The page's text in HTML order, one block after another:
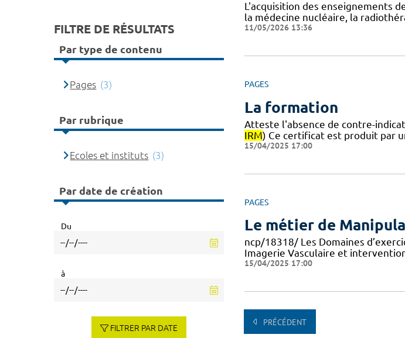
L'acquisition des enseignements
la médecine nucléaire, la
11/05/2026 13:36
PAGES
La formation
Atteste l'absence de contre-
IRM) Ce certificat est produit par
15/04/2025 17:00
PAGES
Le métier de
ncp/18318/ Les Domaines
Imagerie Vasculaire et
15/04/2025 17:00
PRÉCÉDENT
FILTRE DE RÉSULTATS
Par type de contenu
Pages (3)
Par rubrique
Ecoles et instituts (3)
Par date de création
Du
à
FILTRER PAR DATE